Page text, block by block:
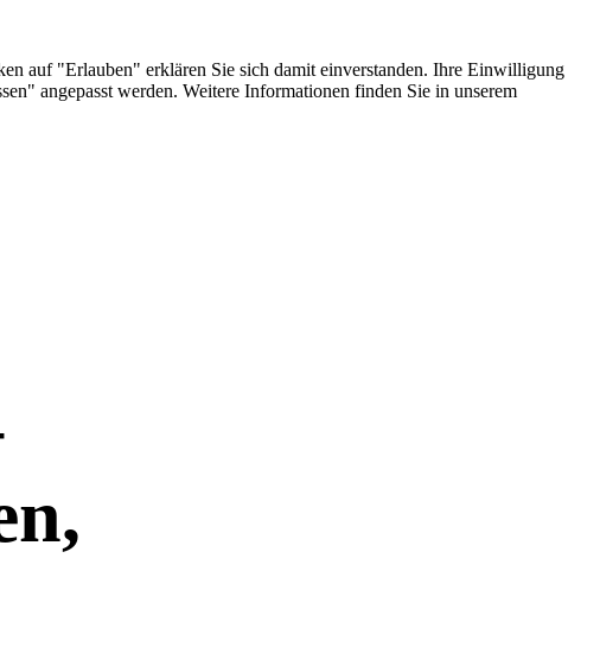
auf "Erlauben" erklären Sie sich damit einverstanden. Ihre Einwilligung
angepasst werden. Weitere Informationen finden Sie in unserem